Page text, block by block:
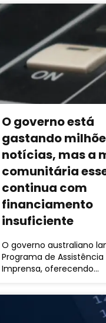
O governo está
gastando
notícias, mas a
comunitária
continua com
financiamento
insuficiente
O governo australiano
Programa de Assistência
Imprensa, oferecendo…